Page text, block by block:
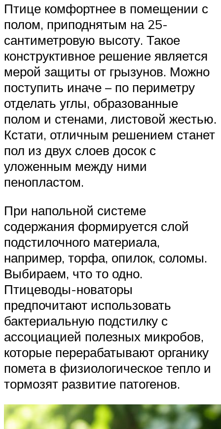
Птице комфортнее в помещении с
полом, приподнятым на 25-
сантиметровую высоту. Такое
конструктивное решение является
мерой защиты от грызунов. Можно
поступить иначе – по периметру
отделать углы, образованные
полом и стенами, листовой жестью.
Кстати, отличным решением станет
пол из двух слоев досок с
уложенным между ними
пенопластом.
При напольной системе
содержания формируется слой
подстилочного материала,
например, торфа, опилок, соломы.
Выбираем, что то одно.
Птицеводы-новаторы
предпочитают использовать
бактериальную подстилку с
ассоциацией полезных микробов,
которые перерабатывают органику
помета в физиологическое тепло и
тормозят развитие патогенов.